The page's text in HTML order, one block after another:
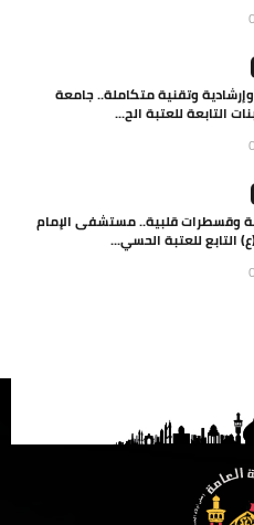
وتقنية متكاملة.. جامعة
التابعة للعتبة الح...
وقسطرات قلبية.. مستشفى الإمام
التابع للعتبة الحسي...